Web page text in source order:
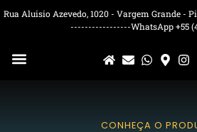
Rua Aluisio Azevedo, 1020 - Vargem Grande
-----------------WhatsApp +55
CONHEÇA O